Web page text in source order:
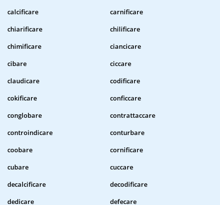
calcificare
carnificare
chiarificare
chilificare
chimificare
ciancicare
cibare
ciccare
claudicare
codificare
cokificare
conficcare
conglobare
contrattaccare
controindicare
conturbare
coobare
cornificare
cubare
cuccare
decalcificare
decodificare
dedicare
defecare